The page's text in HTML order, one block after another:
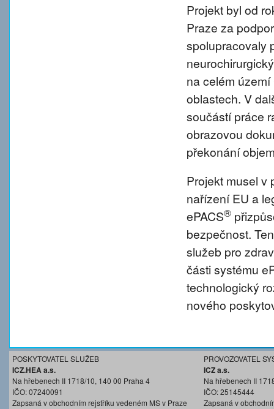
Projekt byl od
Praze za
spolupracovaly
na celém
oblastech. V
součástí práce
obrazovou
překonání
Projekt musel v
nařízení EU a
ePACS®
bezpečnost.
služeb pro
části systému
technologický
nového
POSKYTOVATEL SLUŽEB
ICZ.HEA a.s.
Na hřebenech II 1718/10, 140 00 Praha 4
IČO: 07240091
Zapsaná v obchodním rejstříku vedeném MS v Praze
PROVOZOVATEL
ICZ a.s.
Na hřebenech II
IČO: 25145444
Zapsaná v